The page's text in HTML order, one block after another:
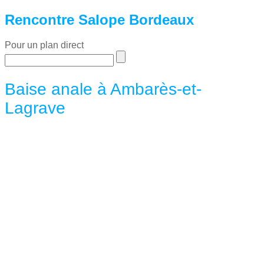
Rencontre Salope Bordeaux
Pour un plan direct
Baise anale à Ambarès-et-
Lagrave